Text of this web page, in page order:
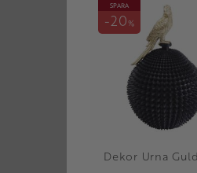
Dekor Urna
SPARA
20%